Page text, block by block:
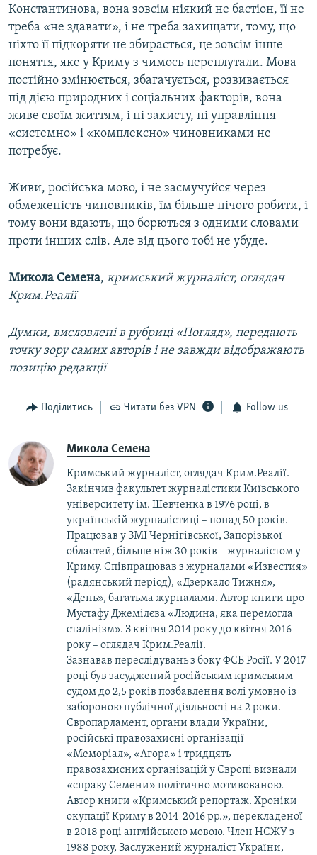
Константинова, вона зовсім ніякий не бастіон, її не
треба «не здавати», і не треба захищати, тому, що
ніхто її підкоряти не збирається, це зовсім інше
поняття, яке у Криму з чимось переплутали. Мова
постійно змінюється, збагачується, розвивається
під дією природних і соціальних факторів, вона
живе своїм життям, і ні захисту, ні управління
«системно» і «комплексно» чиновниками не
потребує.
Живи, російська мово, і не засмучуйся через
обмеженість чиновників, їм більше нічого робити, і
тому вони вдають, що борються з одними словами
проти інших слів. Але від цього тобі не убуде.
Микола Семена, кримський журналіст, оглядач
Крим.Реалії
Думки, висловлені в рубриці «Погляд», передають
точку зору самих авторів і не завжди відображають
позицію редакції
Поділитись Читати без VPN Follow us
Микола Семена
Кримський журналіст, оглядач Крим.Реалії.
Закінчив факультет журналістики Київського
університету ім. Шевченка в 1976 році, в
українській журналістиці – понад 50 років.
Працював у ЗМІ Чернігівської, Запорізької
областей, більше ніж 30 років – журналістом у
Криму. Співпрацював з журналами «Известия»
(радянський період), «Дзеркало Тижня»,
«День», багатьма журналами. Автор книги про
Мустафу Джемілєва «Людина, яка перемогла
сталінізм». З квітня 2014 року до квітня 2016
року – оглядач Крим.Реалії.
Зазнавав переслідувань з боку ФСБ Росії. У 2017
році був засуджений російським кримським
судом до 2,5 років позбавлення волі умовно із
забороною публічної діяльності на 2 роки.
Європарламент, органи влади України,
російські правозахисні організації
«Меморіал», «Агора» і тридцять
правозахисних організацій у Європі визнали
«справу Семени» політично мотивованою.
Автор книги «Кримський репортаж. Хроніки
окупації Криму в 2014-2016 рр.», перекладеної
в 2018 році англійською мовою. Член НСЖУ з
1988 року, Заслужений журналіст України,